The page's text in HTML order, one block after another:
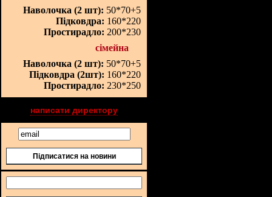
Наволочка (2 шт): 50*70+5
Підковдра: 160*220
Простирадло: 200*230
сімейна
Наволочка (2 шт): 50*70+5
Підковдра (2шт): 160*220
Простирадло: 230*250
написати директору
Підписатися на новини